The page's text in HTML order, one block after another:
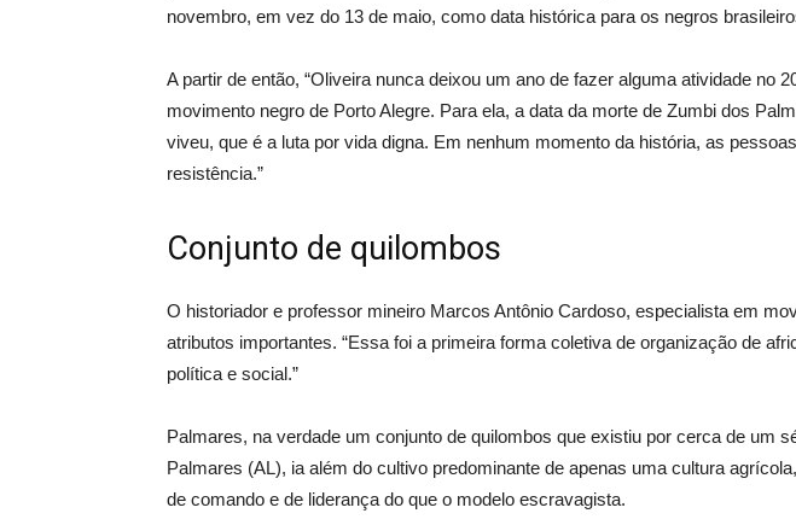
novembro, em vez do 13 de maio, como data histórica para os negros
A partir de então, “Oliveira nunca deixou um ano de fazer alguma atividade no
movimento negro de Porto Alegre. Para ela, a data da morte de Zumbi dos
viveu, que é a luta por vida digna. Em nenhum momento da história, as
resistência.”
Conjunto de quilombos
O historiador e professor mineiro Marcos Antônio Cardoso, especialista em
atributos importantes. “Essa foi a primeira forma coletiva de organização de
política e social.”
Palmares, na verdade um conjunto de quilombos que existiu por cerca de um
Palmares (AL), ia além do cultivo predominante de apenas uma cultura
de comando e de liderança do que o modelo escravagista.